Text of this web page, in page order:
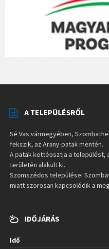
A TELEPÜLÉSRŐL
Sé Vas vármegyében,
fekszik, az Arany-patak mentén.
A patak kettéosztja a települést,
területén alakult ki.
Szomszédos települései
miatt szorosan kapcsolódik a
IDŐJÁRÁS
Idő